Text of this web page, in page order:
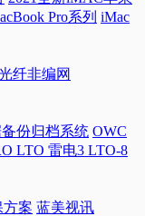
Pro系列 iMac
纤非编网
份归档系统 OWC
LTO 雷电3 LTO-8
案 蓝美视讯